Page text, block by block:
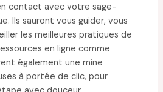
contact avec votre sage-
Ils sauront vous guider, vous
les meilleures pratiques de
en ligne comme
également une mine
à portée de clic, pour